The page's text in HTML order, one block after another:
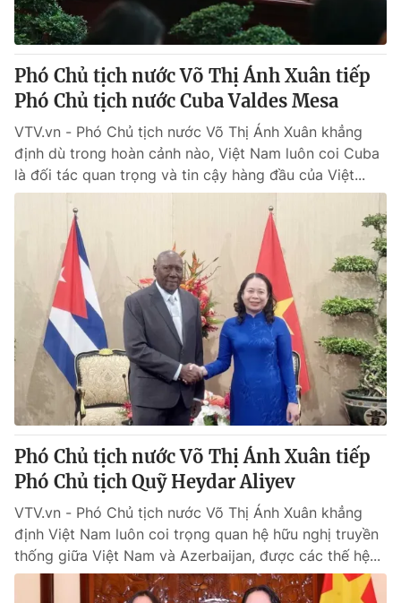
Phó Chủ tịch nước Võ Thị Ánh Xuân tiếp
Phó Chủ tịch nước Cuba Valdes Mesa
VTV.vn - Phó Chủ tịch nước Võ Thị Ánh Xuân khẳng
định dù trong hoàn cảnh nào, Việt Nam luôn coi Cuba
là đối tác quan trọng và tin cậy hàng đầu của Việt...
Phó Chủ tịch nước Võ Thị Ánh Xuân tiếp
Phó Chủ tịch Quỹ Heydar Aliyev
VTV.vn - Phó Chủ tịch nước Võ Thị Ánh Xuân khẳng
định Việt Nam luôn coi trọng quan hệ hữu nghị truyền
thống giữa Việt Nam và Azerbaijan, được các thế hệ...